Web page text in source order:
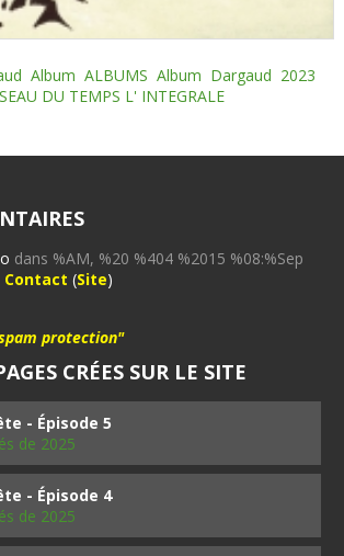
Album ALBUMS Album Dargaud 2023
DU TEMPS L' INTEGRALE
dans %AM, %20 %404 %2015 %08:%Sep
Contact (Site)
protection"
CRÉES SUR LE SITE
- Épisode 5
de 2025
- Épisode 4
de 2025